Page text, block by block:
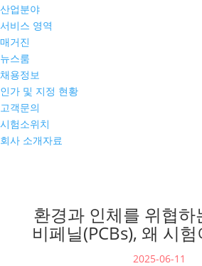
산업분야
서비스 영역
매거진
뉴스룸
채용정보
인가 및 지정 현황
고객문의
시험소위치
회사 소개자료
환경과 인체를 위협
비페닐(PCBs), 왜 시
2025-06-11